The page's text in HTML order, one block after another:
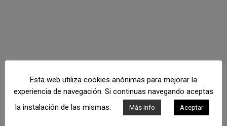
Esta web utiliza cookies anónimas para mejorar la
experiencia de navegación. Si continuas navegando aceptas
la instalación de las mismas.
Más info Aceptar